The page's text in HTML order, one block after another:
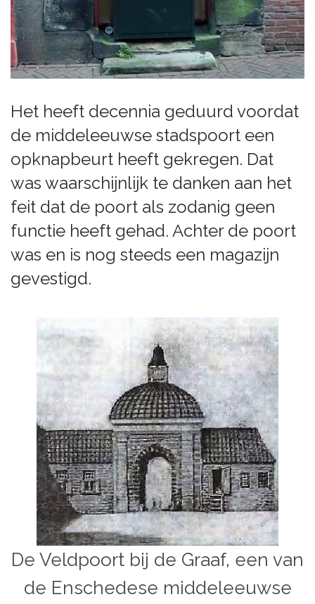
Het heeft decennia geduurd voordat
de middeleeuwse stadspoort een
opknapbeurt heeft gekregen. Dat
was waarschijnlijk te danken aan het
feit dat de poort als zodanig geen
functie heeft gehad. Achter de poort
was en is nog steeds een magazijn
gevestigd.
De Veldpoort bij de Graaf, een van
de Enschedese middeleeuwse